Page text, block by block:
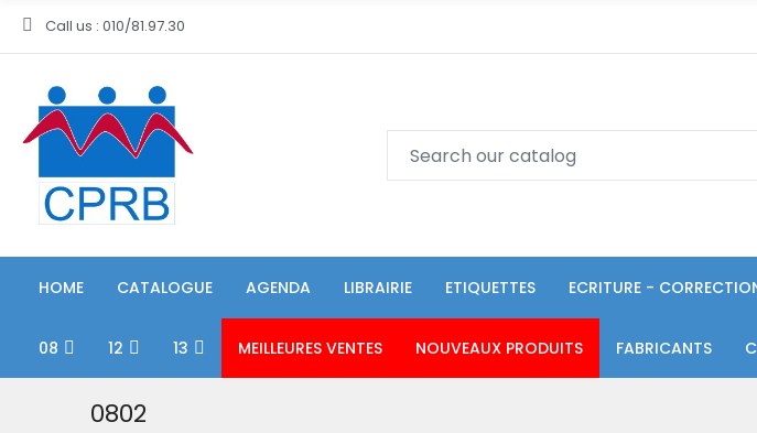
Call us : 010/81.97.30
HOME CATALOGUE AGENDA LIBRAIRIE ETIQUETTES ECRITURE -
08 12 13 MEILLEURES VENTES NOUVEAUX PRODUITS FABRICANTS
0802